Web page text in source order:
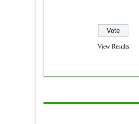
View Results